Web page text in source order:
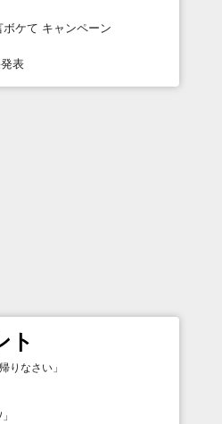
ケて キャンペーン
表
ト
りなさい 」
」